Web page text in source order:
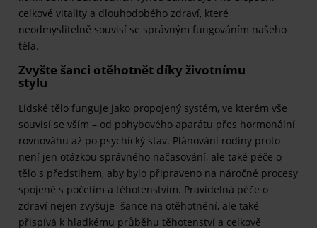
celkové vitality a dlouhodobého zdraví, které
neodmyslitelně souvisí se správným fungováním našeho
těla.
Zvyšte šanci otěhotnět díky životnímu
stylu
Lidské tělo funguje jako propojený systém, ve kterém vše
souvisí se vším – od pohybového aparátu přes hormonální
rovnováhu až po psychický stav. Plánování rodiny proto
není jen otázkou správného načasování, ale také péče o
tělo s předstihem, aby bylo připraveno na náročné procesy
spojené s početím a těhotenstvím. Pravidelná péče o
zdraví nejen zvyšuje šance na otěhotnění, ale také
přispívá k hladkému průběhu těhotenství a celkově